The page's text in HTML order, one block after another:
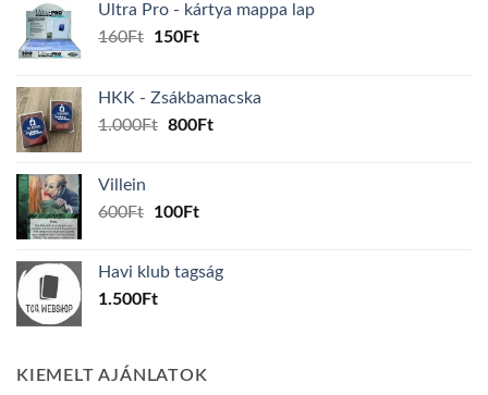
Ultra Pro - kártya mappa lap
160Ft
Original
160Ft.
150FtCurrent
150Ft.
HKK - Zsákbamacska
1.000Ft Original
800FtCurrent
Villein
600Ft
Original
600Ft.
100FtCurrent
100Ft.
Havi klub tagság
1.500Ft
KIEMELT AJÁNLATOK